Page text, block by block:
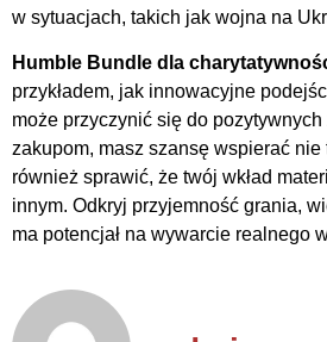
w sytuacjach, takich jak wojna na
Humble Bundle dla
przykładem, jak innowacyjne
może przyczynić się do
zakupom, masz szansę wspierać
również sprawić, że twój wkład
innym. Odkryj przyjemność grania,
ma potencjał na wywarcie realnego